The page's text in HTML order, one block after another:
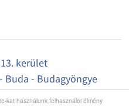
kat használunk felhasználói élmény
kerület
Buda - Budagyöngye